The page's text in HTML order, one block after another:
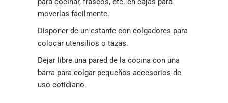
moverlas fácilmente.
Disponer de un estante con colgadores para
colocar utensilios o tazas.
Dejar libre una pared de la cocina con una
barra para colgar pequeños accesorios de
uso cotidiano.